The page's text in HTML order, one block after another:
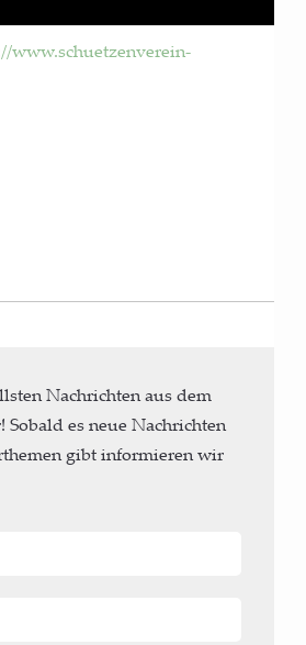
www.schuetzenverein-
Nachrichten aus dem
Sobald es neue Nachrichten
gibt informieren wir